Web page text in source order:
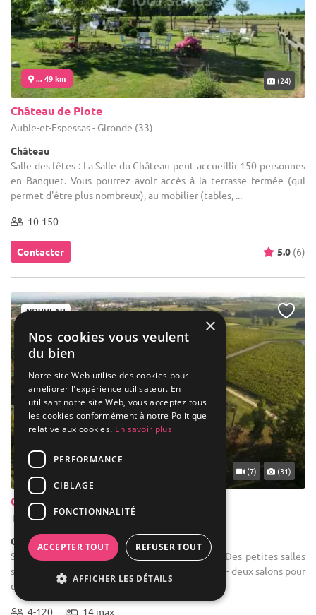
... 49 km (24)
Château de Piote
Aubie-et-Espessas - Gironde (33)
Château
Salle des fêtes : La Salle du Château peut accueillir 150 personnes
en Banquet. Vous pourrez avoir accès à la terrasse fermée (qui
permet d'être plus nombreux), au mobilier (tables, ...
10-150
Contacter 5.0 (6)
NOUVEAU
... 50 km (7) (31)
Château Sénailhac
Tresses - Gironde (33)
Château
Salle des fêtes : Une grande salle de réception Des petites salles
supplémentaires sont mises à votre disposition : - deux salons pour
que les marié puissent se préparer / prendre ...
4-120 14 max
×
Nos cookies vous veulent
du bien
Notre site Web utilise des cookies pour
améliorer l'expérience utilisateur. En
utilisant notre site Web, vous acceptez tous
les cookies conformément à notre Politique
relative aux cookies. En savoir plus
PERFORMANCE
CIBLAGE
FONCTIONNALITÉ
ACCEPTER TOUT REFUSER TOUT
AFFICHER LES DÉTAILS